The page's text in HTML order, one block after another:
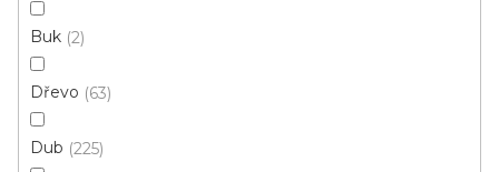
Buk 2
Dřevo 63
Dub 225
579 Kč
Fix Standard D (lepená)